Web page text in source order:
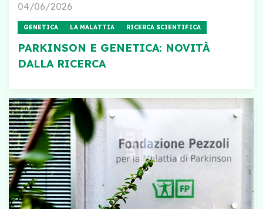
04/06/2026
GENETICA LA MALATTIA RICERCA SCIENTIFICA
PARKINSON E GENETICA: NOVITÀ
DALLA RICERCA